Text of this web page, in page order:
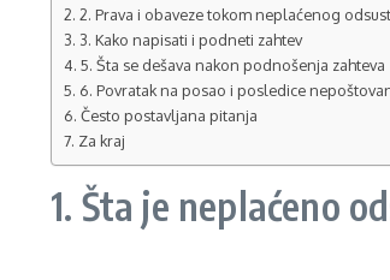
2. Prava i obaveze tokom neplaćenog
3. Kako napisati i podneti zahtev
5. Šta se dešava nakon podnošenja zahteva
6. Povratak na posao i posledice
Često postavljana pitanja
Za kraj
1. Šta je neplaćeno